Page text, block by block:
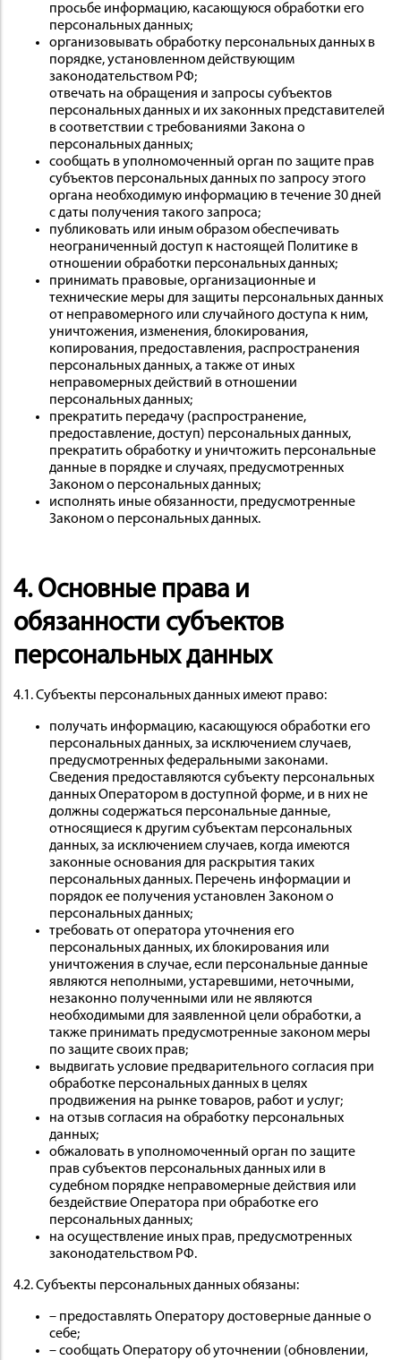
просьбе информацию, касающуюся обработки его
персональных данных;
организовывать обработку персональных данных в
порядке, установленном действующим
законодательством РФ;
отвечать на обращения и запросы субъектов
персональных данных и их законных представителей
в соответствии с требованиями Закона о
персональных данных;
сообщать в уполномоченный орган по защите прав
субъектов персональных данных по запросу этого
органа необходимую информацию в течение 30 дней
с даты получения такого запроса;
публиковать или иным образом обеспечивать
неограниченный доступ к настоящей Политике в
отношении обработки персональных данных;
принимать правовые, организационные и
технические меры для защиты персональных данных
от неправомерного или случайного доступа к ним,
уничтожения, изменения, блокирования,
копирования, предоставления, распространения
персональных данных, а также от иных
неправомерных действий в отношении
персональных данных;
прекратить передачу (распространение,
предоставление, доступ) персональных данных,
прекратить обработку и уничтожить персональные
данные в порядке и случаях, предусмотренных
Законом о персональных данных;
исполнять иные обязанности, предусмотренные
Законом о персональных данных.
4. Основные права и
обязанности субъектов
персональных данных
4.1. Субъекты персональных данных имеют право:
получать информацию, касающуюся обработки его
персональных данных, за исключением случаев,
предусмотренных федеральными законами.
Сведения предоставляются субъекту персональных
данных Оператором в доступной форме, и в них не
должны содержаться персональные данные,
относящиеся к другим субъектам персональных
данных, за исключением случаев, когда имеются
законные основания для раскрытия таких
персональных данных. Перечень информации и
порядок ее получения установлен Законом о
персональных данных;
требовать от оператора уточнения его
персональных данных, их блокирования или
уничтожения в случае, если персональные данные
являются неполными, устаревшими, неточными,
незаконно полученными или не являются
необходимыми для заявленной цели обработки, а
также принимать предусмотренные законом меры
по защите своих прав;
выдвигать условие предварительного согласия при
обработке персональных данных в целях
продвижения на рынке товаров, работ и услуг;
на отзыв согласия на обработку персональных
данных;
обжаловать в уполномоченный орган по защите
прав субъектов персональных данных или в
судебном порядке неправомерные действия или
бездействие Оператора при обработке его
персональных данных;
на осуществление иных прав, предусмотренных
законодательством РФ.
4.2. Субъекты персональных данных обязаны:
– предоставлять Оператору достоверные данные о
себе;
– сообщать Оператору об уточнении (обновлении,